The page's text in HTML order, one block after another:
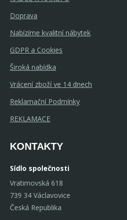
Doprava
Nabízíme kvalitní nábytek
GDPR a Cookies
Široká nabídka
Vrácení zboží ve 14 dnech
Reklamační Podmínky
REKLAMACE
KONTAKTY
Sídlo společnosti
Vratimovská 618
739 34 Václavovice
Česká Republika